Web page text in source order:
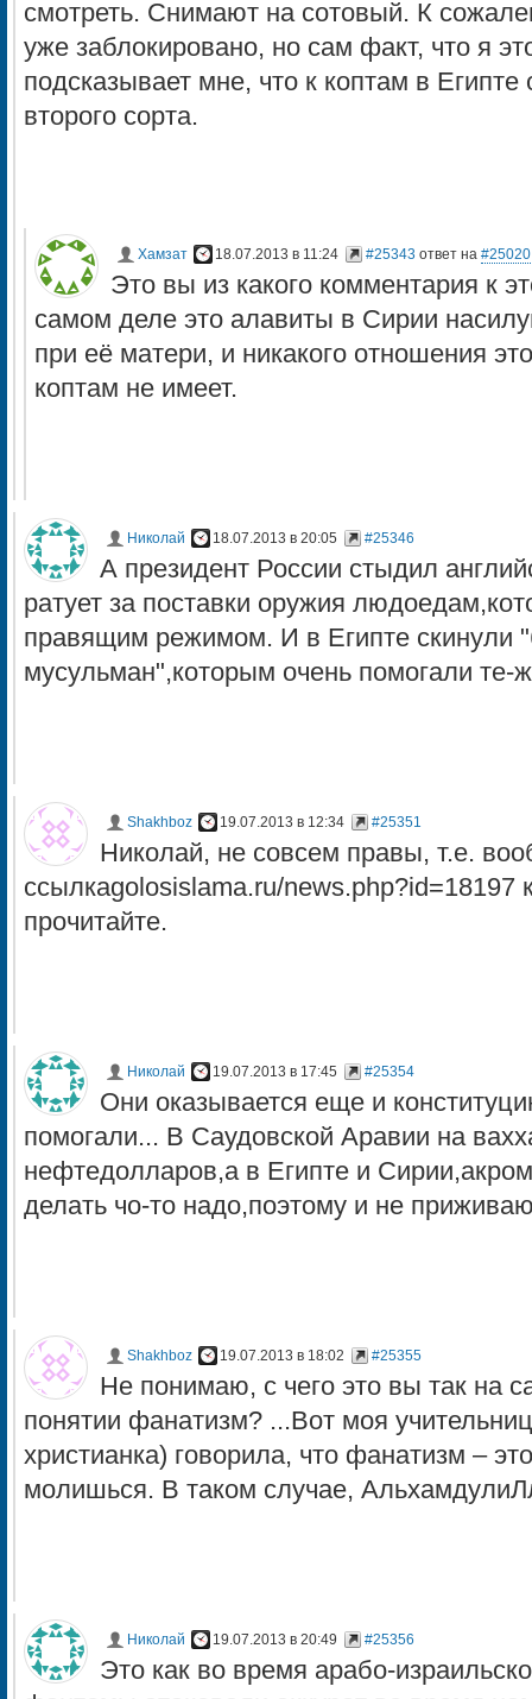
смотреть. Снимают на сотовый. К
уже заблокировано, но сам факт, что я
подсказывает мне, что к коптам в
второго сорта.
Хамзат 18.07.2013 в 11:24 #25343 ответ на #25020
Это вы из какого комментария к
самом деле это алавиты в Сирии
при её матери, и никакого отношения
коптам не имеет.
Николай 18.07.2013 в 20:05 #25346
А президент России стыдил
ратует за поставки оружия
правящим режимом. И в Египте скинули
мусульман",которым очень помогали
Shakhboz 19.07.2013 в 12:34 #25351
Николай, не совсем правы, т.е.
ссылкаgolosislama.ru/news.php?id=18197
прочитайте.
Николай 19.07.2013 в 17:45 #25354
Они оказывается еще и
помогали... В Саудовской Аравии на
нефтедолларов,а в Египте и
делать чо-то надо,поэтому и не
Shakhboz 19.07.2013 в 18:02 #25355
Не понимаю, с чего это вы так на
понятии фанатизм? ...Вот моя
христианка) говорила, что фанатизм –
молишься. В таком случае,
Николай 19.07.2013 в 20:49 #25356
Это как во время арабо-